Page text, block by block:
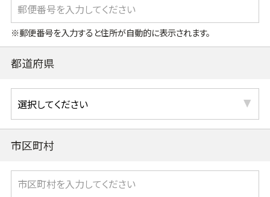
※郵便番号を入力すると住所が自動的に表示されます。
都道府県
市区町村